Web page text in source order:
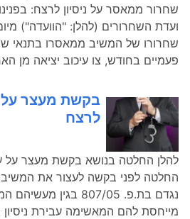
שחרור
שחרורו של המשיב ממאסרו בתנאי
פעמיים בחודש, צו עיכוב יציאה מן הארץ
בקשת מעצר על
לרצח
להלן החלטה בנושא בקשת מעצר על
החלטה לפני בקשה לעצור את
נגדם בת.פ. 807/05